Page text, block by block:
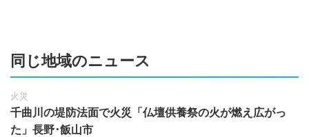
同じ地域のニュース
火災
千曲川の堤防法面で火災「仏壇供養祭の火が燃え広がっ
た」長野･飯山市